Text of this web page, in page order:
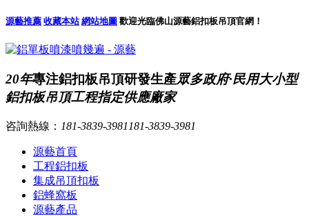
源藝推薦 收藏本站 網站地圖 歡迎光臨佛山源藝鋁扣板吊頂官網！
20年專注鋁扣板吊頂研發生產眾多政府·民用大小型
鋁扣板吊頂工程指定供應廠家
咨詢熱線： 181-3839-3981 181-3839-3981
源藝首頁
工程鋁扣板
集成吊頂扣板
鋁蜂窩板
源藝產品